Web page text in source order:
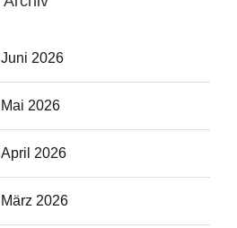
Juni 2026
Mai 2026
April 2026
März 2026